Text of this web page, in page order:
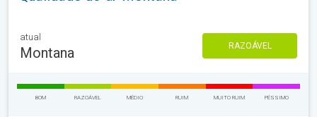
atual
Montana RAZOÁVEL
BOM RAZOÁVEL MÉDIO RUIM MUITO RUIM PÉSSIMO